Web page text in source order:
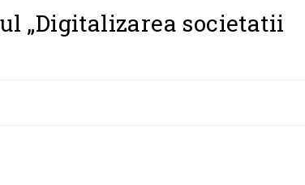
„Digitalizarea societatii